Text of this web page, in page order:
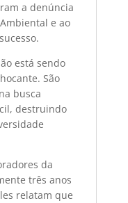
a denúncia
e ao
está sendo
São
busca
destruindo
da
três anos
relatam que